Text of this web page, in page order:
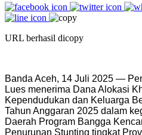
URL berhasil dicopy
Banda Aceh, 14 Juli 2025 —
Lues menerima Dana Alokasi
Kependudukan dan Keluarga
Tahun Anggaran 2025 dalam
Daerah Program Bangga
Penurunan Stunting tingkat